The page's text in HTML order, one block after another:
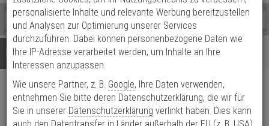
Shop
durchsuchen
Bitte
geben
Sie
Zeichen
ein,
um
Es
wurde
noch
Suche
gestartet
Details Beratung
Eneo AK-24 Kamera
Anschlussbox, dual
personalisierte Inhalte und relevante Werbung bereitzustellen
und Analysen zur Optimierung unserer Services
durchzuführen. Dabei können personenbezogene Daten wie
Ihre IP-Adresse verarbeitet werden, um Inhalte an Ihre
Interessen anzupassen.
Wie unsere Partner, z. B. Google, Ihre Daten verwenden,
entnehmen Sie bitte deren Datenschutzerklärung, die wir für
Sie in unserer Datenschutzerklärung verlinkt haben. Dies kann